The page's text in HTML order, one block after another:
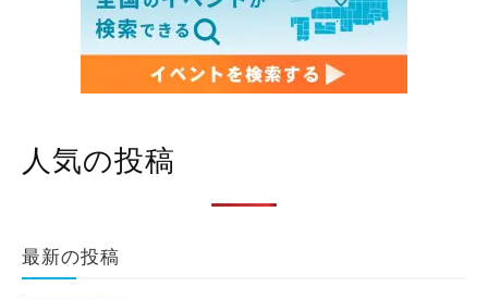
人気の投稿
最新の投稿